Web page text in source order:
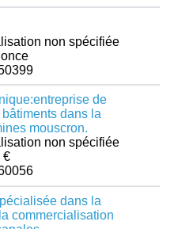
non spécifiée
de
dans la
mouscron.
non spécifiée
€
dans la
commercialisation